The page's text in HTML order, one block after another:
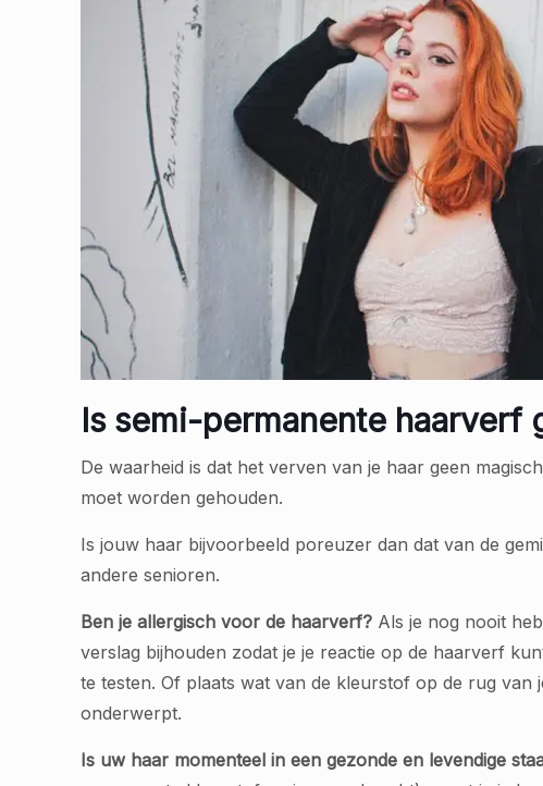
Is semi-permanente haarverf
De waarheid is dat het verven van je haar geen
moet worden gehouden.
Is jouw haar bijvoorbeeld poreuzer dan dat van de
andere senioren.
Ben je allergisch voor de haarverf? Als je nog nooit
verslag bijhouden zodat je je reactie op de haarverf
te testen. Of plaats wat van de kleurstof op de rug
onderwerpt.
Is uw haar momenteel in een gezonde en levendige